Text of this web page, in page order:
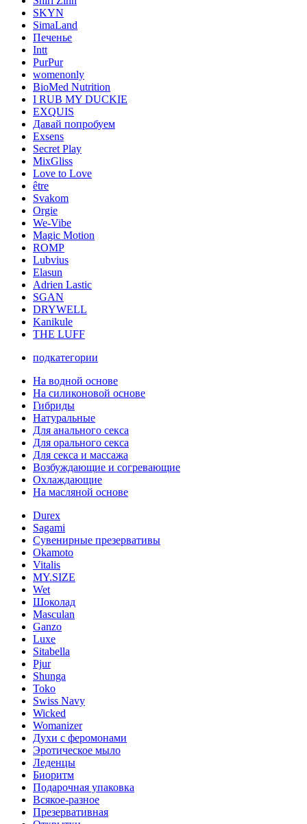
SKYN
SimaLand
Печенье
Intt
PurPur
womenonly
BioMed Nutrition
I RUB MY DUCKIE
EXQUIS
Давай попробуем
Exsens
Secret Play
MixGliss
Love to Love
être
Svakom
Orgie
We-Vibe
Magic Motion
ROMP
Lubvius
Elasun
Adrien Lastic
SGAN
DRYWELL
Kanikule
THE LUFF
подкатегории
На водной основе
На силиконовой основе
Гибриды
Натуральные
Для анального секса
Для орального секса
Для секса и массажа
Возбуждающие и согревающие
Охлаждающие
На масляной основе
Durex
Sagami
Сувенирные презервативы
Okamoto
Vitalis
MY.SIZE
Wet
Шоколад
Masculan
Ganzo
Luxe
Sitabella
Pjur
Shunga
Toko
Swiss Navy
Wicked
Womanizer
Духи с феромонами
Эротическое мыло
Леденцы
Биоритм
Подарочная упаковка
Всякое-разное
Презервативная